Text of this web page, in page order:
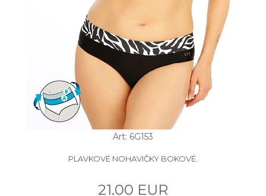
Art: 6G153
PLAVKOVÉ NOHAVIČKY BOKOVÉ.
21.00 EUR